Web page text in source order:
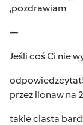
,pozdrawiam
—
Jeśli coś Ci nie
odpowiedzcytat
przez ilonaw na
takie ciasta